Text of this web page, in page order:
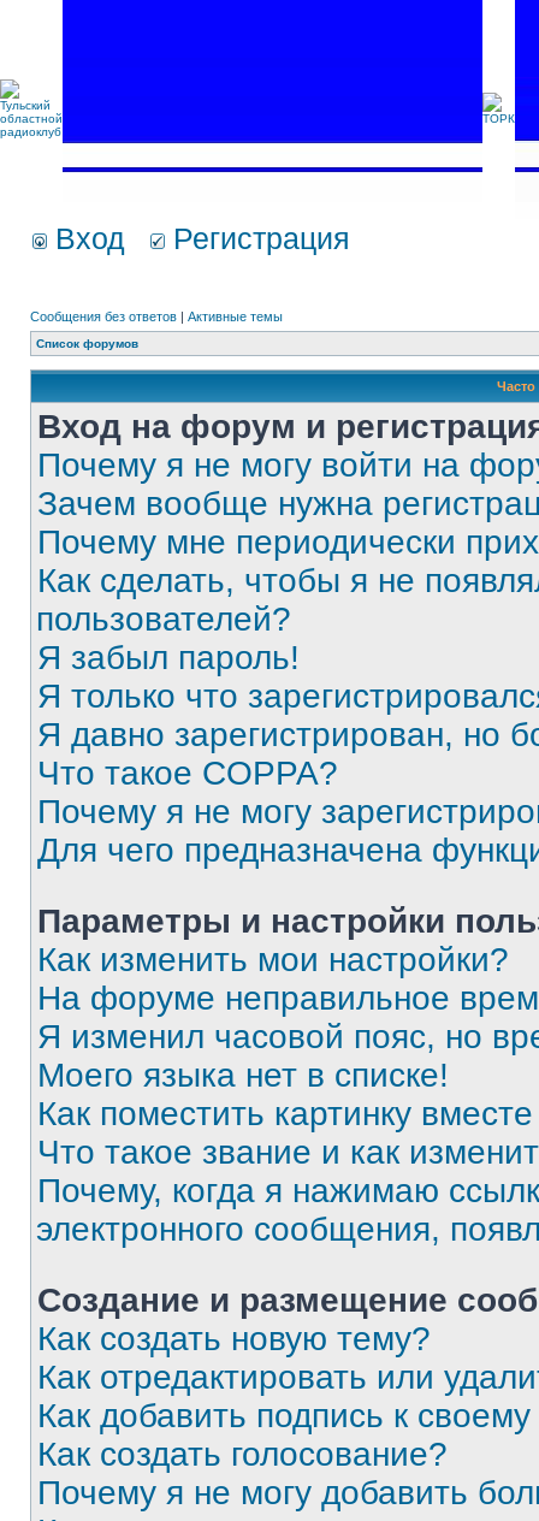
Вход Регистрация
Сообщения без ответов | Активные темы
Список форумов
Вход на форум и
Почему я не могу войти на
Зачем вообще нужна
Почему мне периодически
Как сделать, чтобы я не
пользователей?
Я забыл пароль!
Я только что
Я давно зарегистрирован, но
Что такое COPPA?
Почему я не могу
Для чего предназначена
Параметры и настройки
Как изменить мои настройки?
На форуме неправильное
Я изменил часовой пояс, но
Моего языка нет в списке!
Как поместить картинку
Что такое звание и как
Почему, когда я нажимаю
электронного сообщения,
Создание и размещение
Как создать новую тему?
Как отредактировать или
Как добавить подпись к
Как создать голосование?
Почему я не могу добавить